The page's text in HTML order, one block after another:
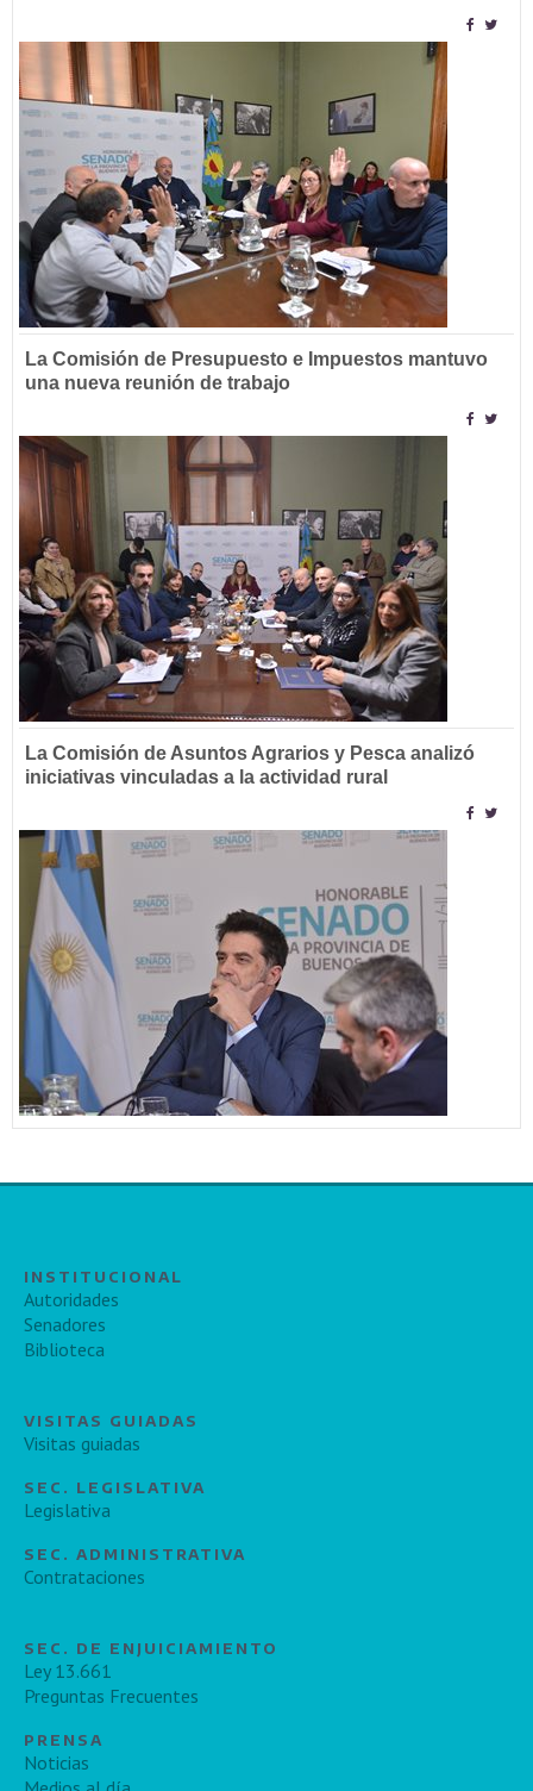
La Comisión de Presupuesto e Impuestos mantuvo
una nueva reunión de trabajo
La Comisión de Asuntos Agrarios y Pesca analizó
iniciativas vinculadas a la actividad rural
INSTITUCIONAL
Autoridades
Senadores
Biblioteca
VISITAS GUIADAS
Visitas guiadas
SEC. LEGISLATIVA
Legislativa
SEC. ADMINISTRATIVA
Contrataciones
SEC. DE ENJUICIAMIENTO
Ley 13.661
Preguntas Frecuentes
PRENSA
Noticias